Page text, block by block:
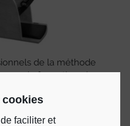
faciliter et
de la méthode
de formation, des